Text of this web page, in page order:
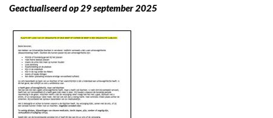
Geactualiseerd op 29 september 2025